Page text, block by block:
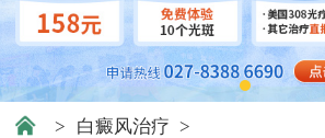
> 白癜风治疗 >